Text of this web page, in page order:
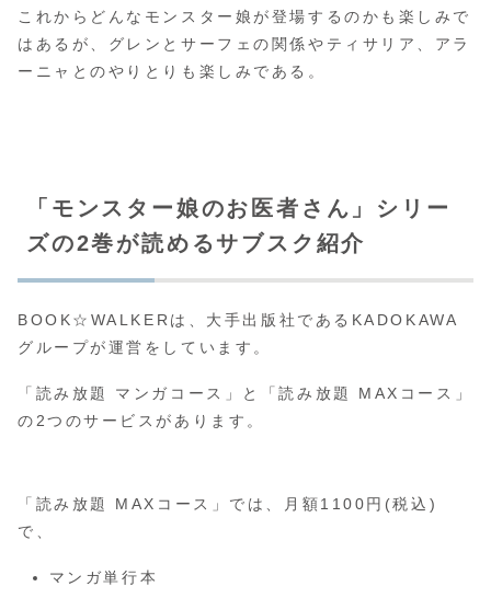
これからどんなモンスター娘が登場するのかも楽しみで
はあるが、グレンとサーフェの関係やティサリア、アラ
ーニャとのやりとりも楽しみである。
「モンスター娘のお医者さん」シリー
ズの2巻が読めるサブスク紹介
BOOK☆WALKERは、大手出版社であるKADOKAWA
グループが運営をしています。
「読み放題 マンガコース」と「読み放題 MAXコース」
の2つのサービスがあります。
「読み放題 MAXコース」では、月額1100円(税込)
で、
マンガ単行本